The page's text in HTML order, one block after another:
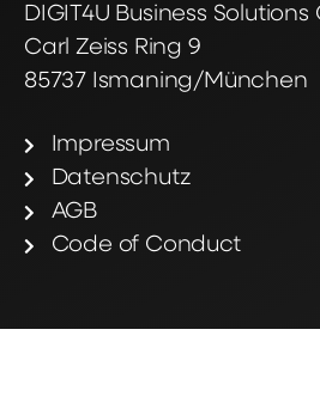
DIGIT4U Business Solutions
Carl Zeiss Ring 9
85737 Ismaning/München
Impressum
Datenschutz
AGB
Code of Conduct